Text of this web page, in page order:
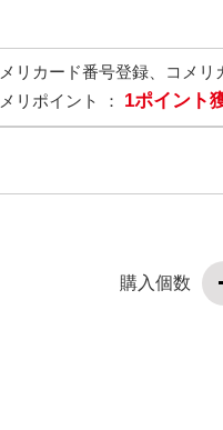
リカード番号登録、コメリ
リポイント ： 1ポイント
購入個数